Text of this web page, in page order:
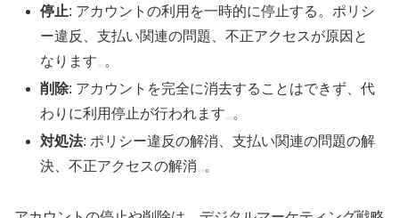
停止: アカウントの利用を一時的に停止する。ポリシ
ー違反、支払い関連の問題、不正アクセスが原因と
なります
。
削除: アカウントを完全に消去することはできず、代
わりに利用停止が行われます
。
対処法: ポリシー違反の解消、支払い関連の問題の解
決、不正アクセスの解消
。